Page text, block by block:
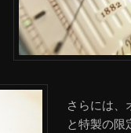
さらには、
と特製の限